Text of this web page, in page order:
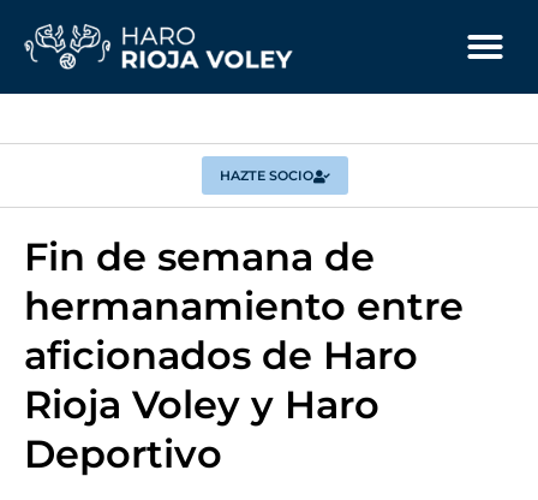
HAZTE SOCIO
Fin de semana de
hermanamiento entre
aficionados de Haro
Rioja Voley y Haro
Deportivo